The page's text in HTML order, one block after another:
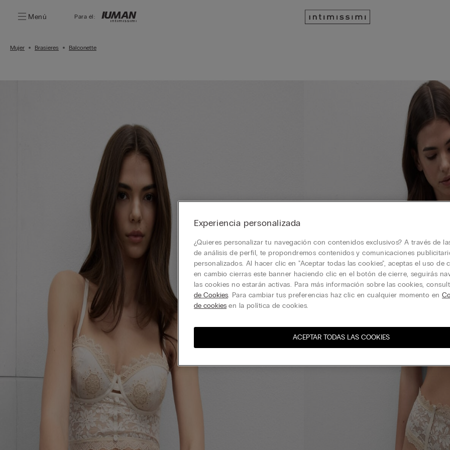
Menú Para él:
Mujer Brasieres Balconette
Experiencia personalizada
¿Quieres personalizar tu navegación con contenidos exclusivos? A través de
de análisis de perfil, te propondremos contenidos y comunicaciones
personalizados. Al hacer clic en "Aceptar todas las cookies", aceptas el uso de
en cambio cierras este banner haciendo clic en el botón de cierre, seguirás
las cookies no estarán activas. Para más información sobre las cookies,
de Cookies. Para cambiar tus preferencias haz clic en cualquier momento en
de cookies en la política de cookies.
ACEPTAR TODAS LAS COOKIES